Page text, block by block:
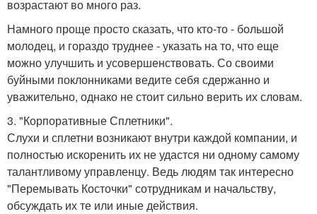
возрастают во много раз.
Намного проще просто сказать, что кто-то - большой
молодец, и гораздо труднее - указать на то, что еще
можно улучшить и усовершенствовать. Со своими
буйными поклонниками ведите себя сдержанно и
уважительно, однако не стоит сильно верить их словам.
3. "Корпоративные Сплетники".
Слухи и сплетни возникают внутри каждой компании, и
полностью искоренить их не удастся ни одному самому
талантливому управленцу. Ведь людям так интересно
"Перемывать Косточки" сотрудникам и начальству,
обсуждать их те или иные действия.